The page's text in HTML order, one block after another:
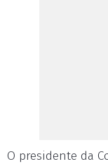
O presidente da